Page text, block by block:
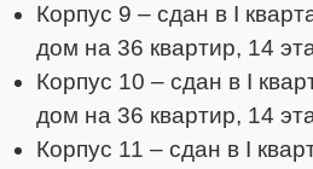
Корпус 9 – сдан в I
дом на 36 квартир, 14
Корпус 10 – сдан в I
дом на 36 квартир, 14
Корпус 11 – сдан в I